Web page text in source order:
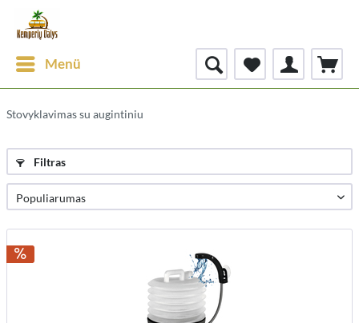
Menü
Stovyklavimas su augintiniu
Filtras